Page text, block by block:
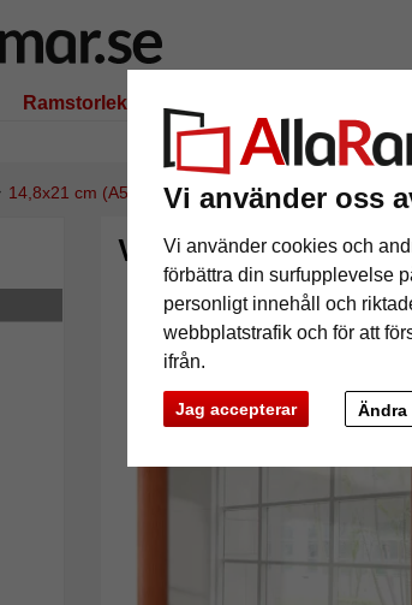
Vi använder oss
Vi använder cookies och
förbättra din surfupplevelse
personligt innehåll och
webbplatstrafik och för att
ifrån.
Jag accepterar
Ramstorlek
195 kr i leveranskostnad.
14,8x21 cm (A5) Väggspegel Lisala
Väggspegel Lisala